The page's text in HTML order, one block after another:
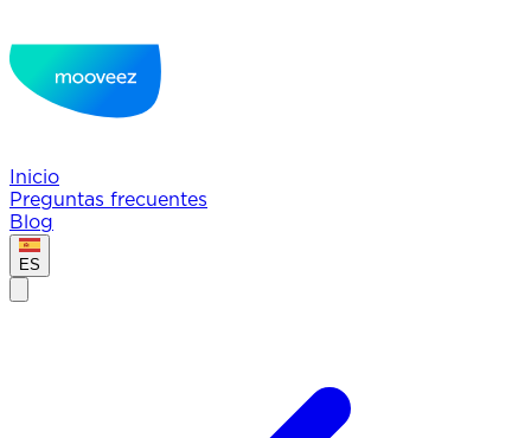
Inicio
Preguntas frecuentes
Blog
ES